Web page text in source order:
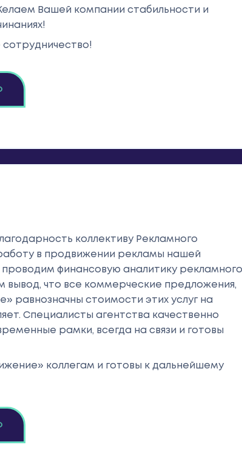
Вашей компании стабильности и
коллективу Рекламного
в продвижении рекламы нашей
финансовую аналитику рекламного
вывод, что все коммерческие предложения,
равнозначны стоимости этих услуг на
Специалисты агентства качественно
рамки, всегда на связи и готовы
коллегам и готовы к дальнейшему